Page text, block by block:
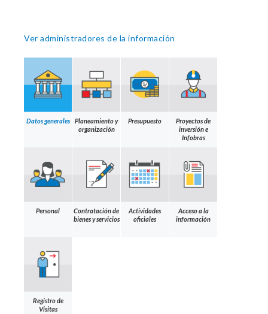
Ver administradores de la información
Datos generales
Planeamiento y
organización
Presupuesto
Proyectos de
inversión e
Infobras
Personal
Contratación de
bienes y servicios
Actividades
oficiales
Acceso a la
información
Registro de
Visitas